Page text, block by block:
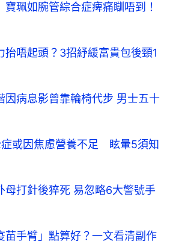
珮如腕管綜合症痺痛瞓唔到！
抬唔起頭？3招紓緩富貴包後頸1
因病息影曾靠輪椅代步 男士五十
或因焦慮營養不足 眩暈5須知
母打針後猝死 易忽略6大警號手
苗手臂」點算好？一文看清副作